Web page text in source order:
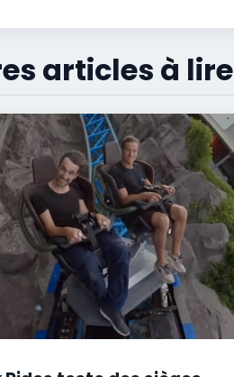
articles à lire